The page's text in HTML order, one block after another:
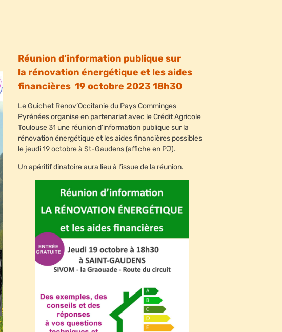
Réunion d’information publique sur
la rénovation énergétique et les aides
financières 19 octobre 2023 18h30
Le Guichet Renov’Occitanie du Pays Comminges
Pyrénées organise en partenariat avec le Crédit Agricole
Toulouse 31 une réunion d’information publique sur la
rénovation énergétique et les aides financières possibles
le jeudi 19 octobre à St-Gaudens (affiche en PJ).
Un apéritif dinatoire aura lieu à l’issue de la réunion.